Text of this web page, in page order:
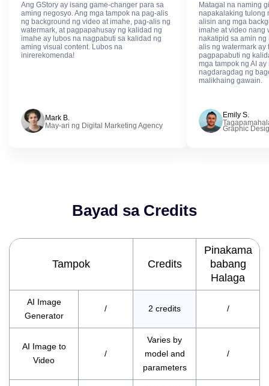
Ang GStory ay isang game-changer para sa
aming negosyo. Ang mga tampok na pag-alis
ng background ng video at imahe, pag-alis ng
watermark, at pagpapahusay ng kalidad ng
imahe ay lubos na nagpabuti sa kalidad ng
aming visual content. Lubos na
inirerekomenda!
Mark B.
May-ari ng Digital Marketing Agency
Matagal na naming
napakalaking tulong
alisin ang mga
imahe at video nang
nakatipid sa amin ng
alis ng watermark ay
pagpapabuti ng
mga tampok ng AI
nagdaragdag ng
malikhaing gawain.
Emily S.
Graphic
Bayad sa Credits
Tampok Credits
Pinakama
babang
Halaga
AI Image
Generator
/ 2 credits /
AI Image to
Video
/
Varies by
model and
parameters
/